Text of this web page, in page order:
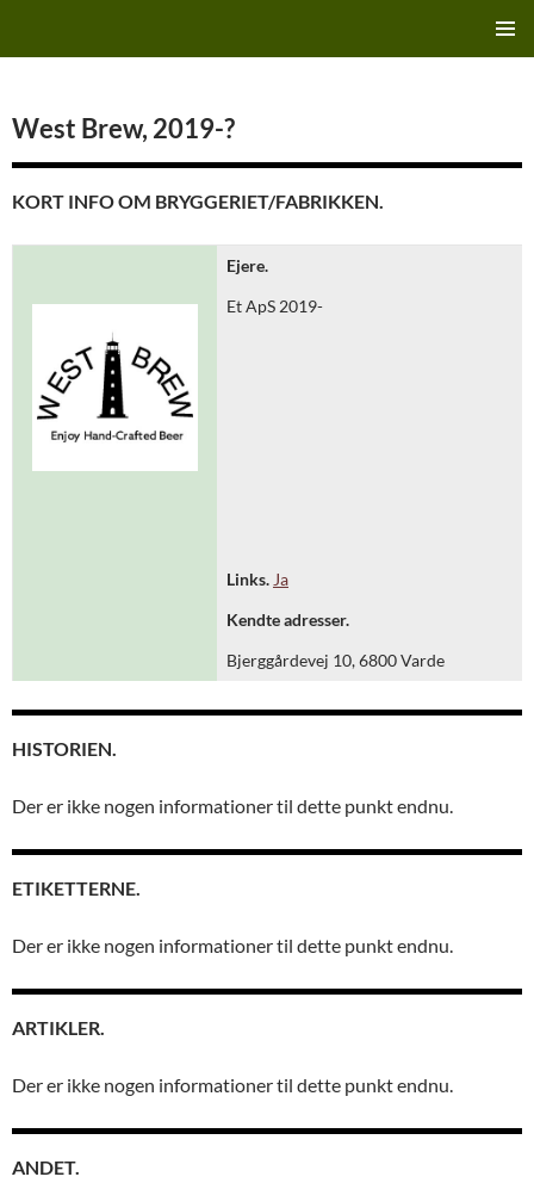
West Brew, 2019-?
KORT INFO OM BRYGGERIET/FABRIKKEN.
Ejere.
Et ApS 2019-
Links. Ja
Kendte adresser.
Bjerggårdevej 10, 6800 Varde
HISTORIEN.
Der er ikke nogen informationer til dette punkt endnu.
ETIKETTERNE.
Der er ikke nogen informationer til dette punkt endnu.
ARTIKLER.
Der er ikke nogen informationer til dette punkt endnu.
ANDET.